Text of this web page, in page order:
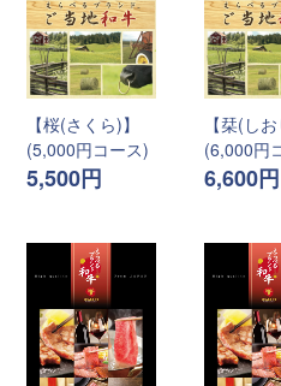
【桜(さくら)】
(5,000円コース)
5,500円
【栞(しお
(6,000円
6,600円